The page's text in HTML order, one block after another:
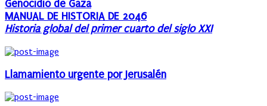
Genocidio de Gaza
MANUAL DE HISTORIA DE 2046
Historia global del primer cuarto del siglo XXI
Llamamiento urgente por Jerusalén